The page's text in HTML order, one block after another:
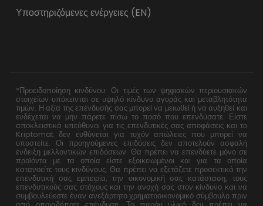
Υποστηριζόμενες ενέργειες (EN)
*Προειδοποίηση κινδύνου: Οι τιμές των ψηφιακών περιουσιακών
στοιχείων υπόκεινται σε υψηλό κίνδυνο αγοράς και μεταβλητότητα
τιμών. Η αξία της επένδυσής σας μπορεί να μειωθεί ή να αυξηθεί και
ενδέχεται να μην πάρετε πίσω το ποσό που επενδύσατε. Είστε
αποκλειστικά υπεύθυνοι για τις επενδυτικές σας αποφάσεις και το
Kriptomat δεν ευθύνεται για τυχόν απώλειες που μπορεί να
υποστείτε. Οι προηγούμενες επιδόσεις δεν αποτελούν ασφαλή
ένδειξη μελλοντικών επιδόσεων. Θα πρέπει να επενδύετε μόνο σε
προϊόντα με τα οποία είστε εξοικειωμένοι και για τα οποία
κατανοείτε τους κινδύνους. Θα πρέπει να εξετάζετε προσεκτικά την
επενδυτική σας εμπειρία, την οικονομική σας κατάσταση, τους
επενδυτικούς σας στόχους και την ανοχή σας στον κίνδυνο και να
συμβουλεύεστε έναν ανεξάρτητο χρηματοοικονομικό σύμβουλο πριν